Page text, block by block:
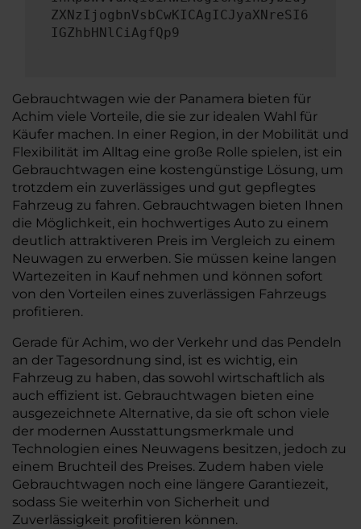
ZXNzIjogbnVsbCwKICAgICJyaXNreSI6
IGZhbHNlCiAgfQp9
Gebrauchtwagen wie der Panamera bieten für
Achim viele Vorteile, die sie zur idealen Wahl für
Käufer machen. In einer Region, in der Mobilität und
Flexibilität im Alltag eine große Rolle spielen, ist ein
Gebrauchtwagen eine kostengünstige Lösung, um
trotzdem ein zuverlässiges und gut gepflegtes
Fahrzeug zu fahren. Gebrauchtwagen bieten Ihnen
die Möglichkeit, ein hochwertiges Auto zu einem
deutlich attraktiveren Preis im Vergleich zu einem
Neuwagen zu erwerben. Sie müssen keine langen
Wartezeiten in Kauf nehmen und können sofort
von den Vorteilen eines zuverlässigen Fahrzeugs
profitieren.
Gerade für Achim, wo der Verkehr und das Pendeln
an der Tagesordnung sind, ist es wichtig, ein
Fahrzeug zu haben, das sowohl wirtschaftlich als
auch effizient ist. Gebrauchtwagen bieten eine
ausgezeichnete Alternative, da sie oft schon viele
der modernen Ausstattungsmerkmale und
Technologien eines Neuwagens besitzen, jedoch zu
einem Bruchteil des Preises. Zudem haben viele
Gebrauchtwagen noch eine längere Garantiezeit,
sodass Sie weiterhin von Sicherheit und
Zuverlässigkeit profitieren können.